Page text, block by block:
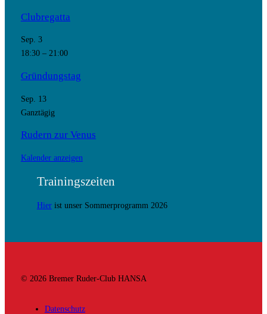
Clubregatta
Sep. 3
18:30– 21:00
Gründungstag
Sep. 13
Ganztägig
Rudern zur Venus
Kalender anzeigen
Trainingszeiten
Hierist unser Sommerprogramm 2026
© 2026 Bremer Ruder-Club HANSA
Datenschutz